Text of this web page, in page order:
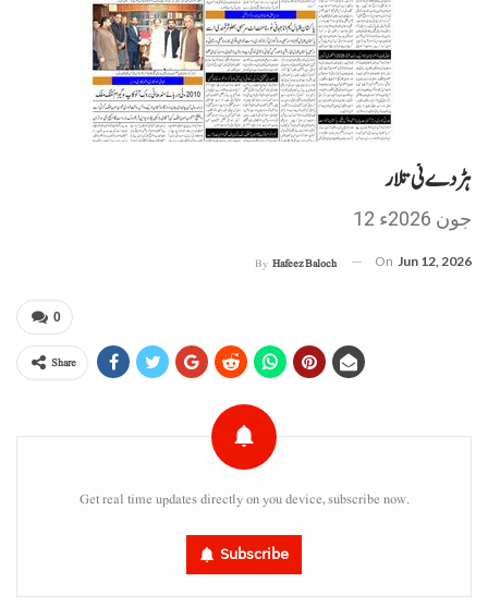
ہڑدے ئی تلار
12 جون 2026ء
By Hafeez Baloch On Jun 12, 2026
0
Share
Get real time updates directly on you device, subscribe now.
Subscribe